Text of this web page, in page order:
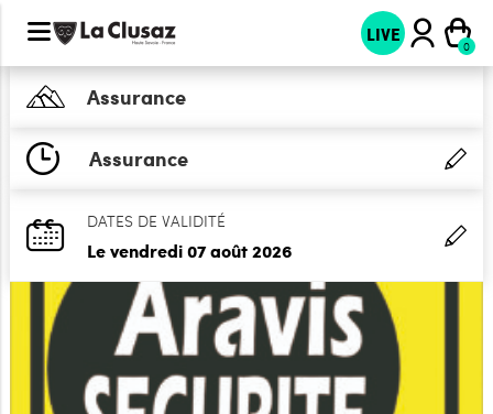
LIVE
Assurance
Assurance
DATES DE VALIDITÉ
Le vendredi 07 août 2026